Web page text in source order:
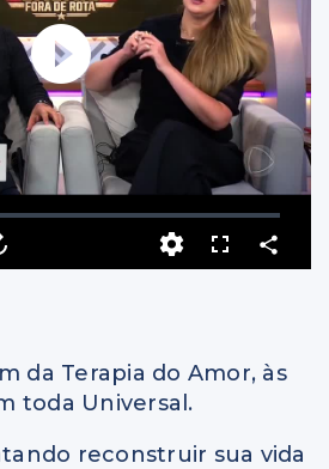
da Terapia do Amor, às
toda Universal.
reconstruir sua vida